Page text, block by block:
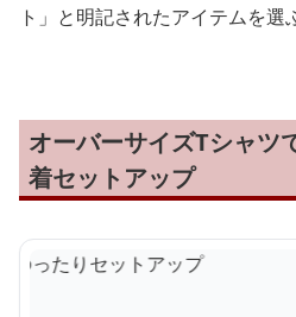
ト」と明記されたアイテムを選
オーバーサイズTシャツ
着セットアップ